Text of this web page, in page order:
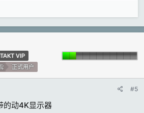
的 现在显示器的接口有 hd 比较多了
dvi的比较多 hd都较少，这个是需要
VIP
正式用户
#5
的动4K显示器